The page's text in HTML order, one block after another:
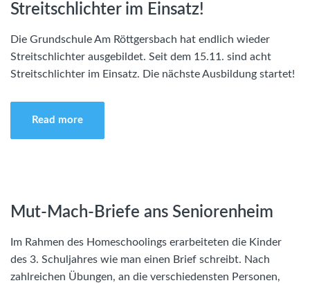
Streitschlichter im Einsatz!
Die Grundschule Am Röttgersbach hat endlich wieder
Streitschlichter ausgebildet. Seit dem 15.11. sind acht
Streitschlichter im Einsatz. Die nächste Ausbildung startet!
Read more
Mut-Mach-Briefe ans Seniorenheim
Im Rahmen des Homeschoolings erarbeiteten die Kinder
des 3. Schuljahres wie man einen Brief schreibt. Nach
zahlreichen Übungen, an die verschiedensten Personen,